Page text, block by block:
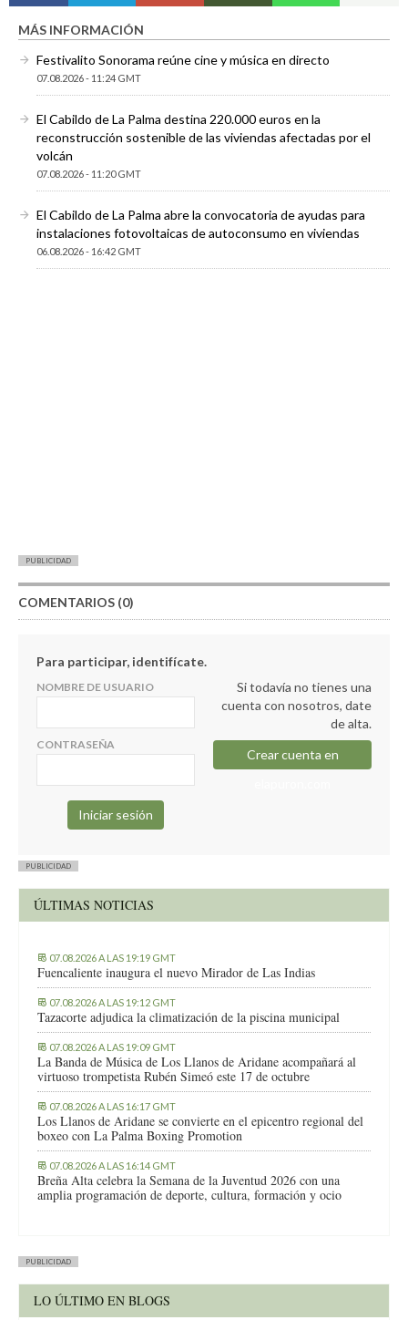
MÁS INFORMACIÓN
Festivalito Sonorama reúne cine y música en directo
07.08.2026 - 11:24 GMT
El Cabildo de La Palma destina 220.000 euros en la
reconstrucción sostenible de las viviendas afectadas por el
volcán
07.08.2026 - 11:20 GMT
El Cabildo de La Palma abre la convocatoria de ayudas para
instalaciones fotovoltaicas de autoconsumo en viviendas
06.08.2026 - 16:42 GMT
PUBLICIDAD
COMENTARIOS (0)
Para participar, identifícate.
NOMBRE DE USUARIO
CONTRASEÑA
Si todavía no tienes una
cuenta con nosotros, date
de alta.
Crear cuenta en
PUBLICIDAD
ÚLTIMAS NOTICIAS
07.08.2026 A LAS 19:19 GMT
Fuencaliente inaugura el nuevo Mirador de Las Indias
07.08.2026 A LAS 19:12 GMT
Tazacorte adjudica la climatización de la piscina municipal
07.08.2026 A LAS 19:09 GMT
La Banda de Música de Los Llanos de Aridane acompañará al
virtuoso trompetista Rubén Simeó este 17 de octubre
07.08.2026 A LAS 16:17 GMT
Los Llanos de Aridane se convierte en el epicentro regional del
boxeo con La Palma Boxing Promotion
07.08.2026 A LAS 16:14 GMT
Breña Alta celebra la Semana de la Juventud 2026 con una
amplia programación de deporte, cultura, formación y ocio
PUBLICIDAD
LO ÚLTIMO EN BLOGS